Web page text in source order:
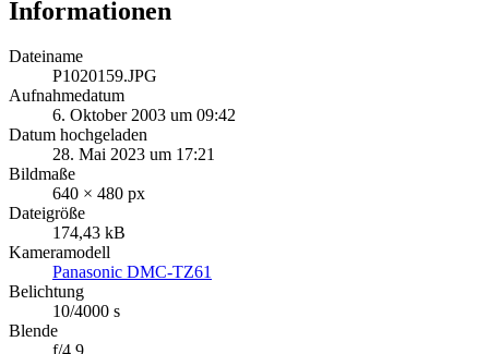
Informationen
Dateiname
P1020159.JPG
Aufnahmedatum
6. Oktober 2003 um 09:42
Datum hochgeladen
28. Mai 2023 um 17:21
Bildmaße
640 × 480 px
Dateigröße
174,43 kB
Kameramodell
Panasonic DMC-TZ61
Belichtung
10/4000 s
Blende